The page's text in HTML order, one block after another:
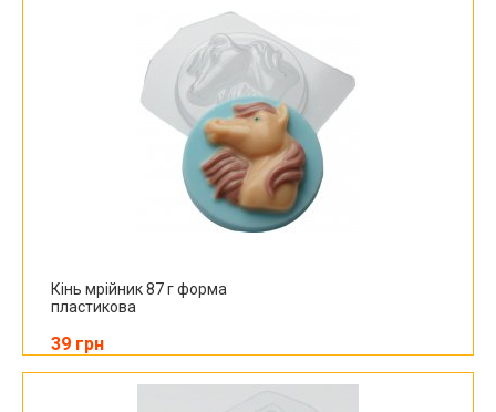
Кінь мрійник 87 г форма
пластикова
39 грн